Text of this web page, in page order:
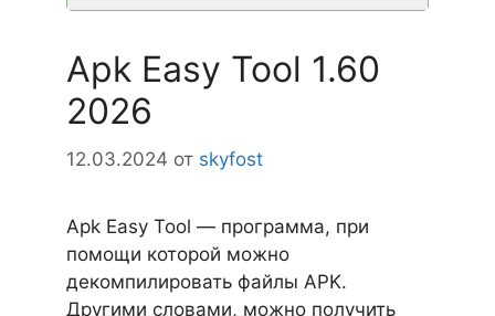
Apk Easy Tool 1.60
2026
12.03.2024 от skyfost
Apk Easy Tool — программа, при
помощи которой можно
декомпилировать файлы APK.
Другими словами, можно получить